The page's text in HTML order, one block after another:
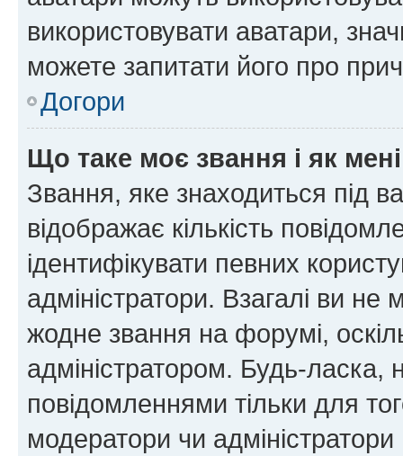
використовувати аватари,
можете запитати його про
Догори
Що таке моє звання і як
Звання, яке знаходиться під
відображає кількість
ідентифікувати певних
адміністратори. Взагалі ви
жодне звання на форумі,
адміністратором. Будь-
повідомленнями тільки для
модератори чи